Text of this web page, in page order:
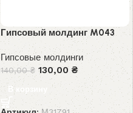
Гипсовый молдинг M043
Гипсовые молдинги
140,00₴ 130,00₴
В корзину